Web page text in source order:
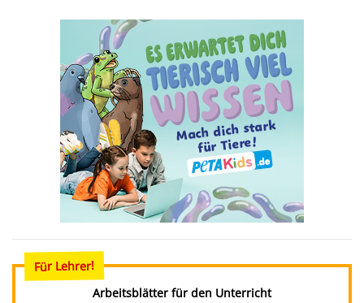
Für Lehrer!
Arbeitsblätter für den Unterricht